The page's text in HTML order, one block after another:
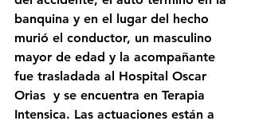
banquina y en el lugar del hecho
murió el conductor, un masculino
mayor de edad y la acompañante
fue trasladada al Hospital Oscar
Orias  y se encuentra en Terapia
Intensica. Las actuaciones están a